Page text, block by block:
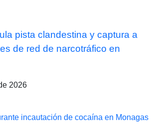
pista clandestina y captura a
de red de narcotráfico en
2026